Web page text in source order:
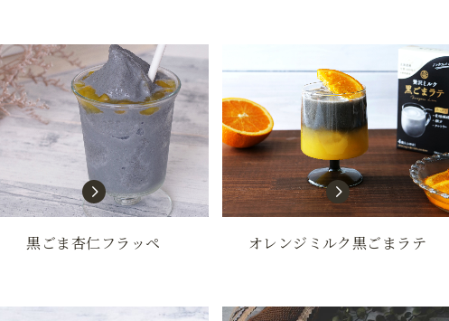
黒ごま杏仁フラッペ オレンジミルク黒ごまラテ